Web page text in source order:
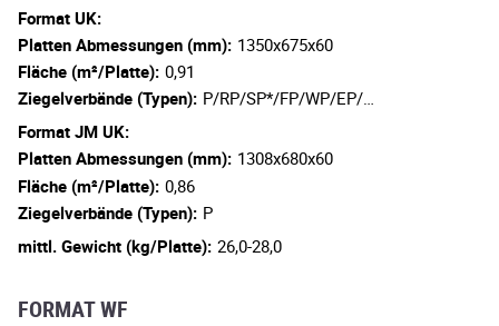
Format UK:
Platten Abmessungen (mm): 1350x675x60
Fläche (m²/Platte): 0,91
Ziegelverbände (Typen): P/RP/SP*/FP/WP/EP/…
Format JM UK:
Platten Abmessungen (mm): 1308x680x60
Fläche (m²/Platte): 0,86
Ziegelverbände (Typen): P
mittl. Gewicht (kg/Platte): 26,0-28,0
FORMAT WF